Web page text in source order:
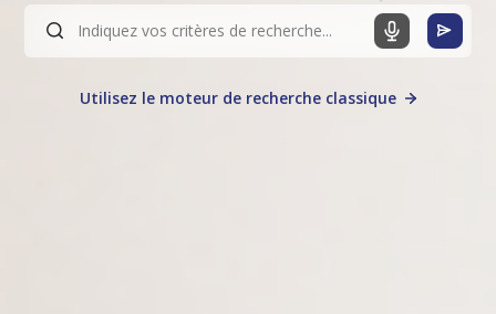
Utilisez le moteur de recherche classique